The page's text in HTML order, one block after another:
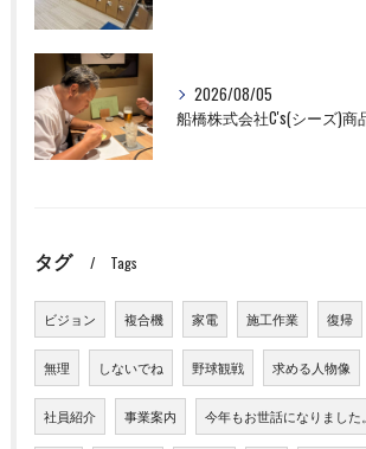
2026/08/05
タグ Tags
ビジョン 複合機 家電 施工作業 復帰
無理 しないでね 野球観戦 求める人物像
社員紹介 事業案内 今年もお世話になりました。